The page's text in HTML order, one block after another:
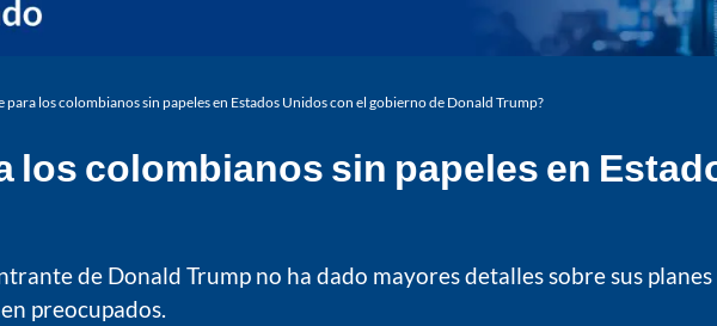
para los colombianos sin papeles en Estados Unidos con el gobierno de Donald Trump?
los colombianos sin papeles en
de Donald Trump no ha dado mayores detalles sobre sus
preocupados.